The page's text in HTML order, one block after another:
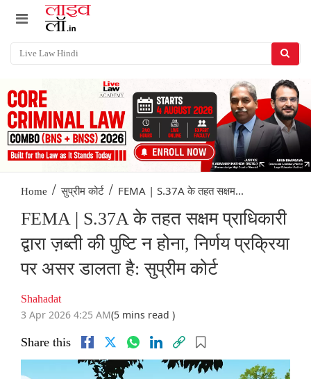
Home / सुप्रीम कोर्ट / FEMA | S.37A के तहत सक्षम...
FEMA | S.37A के तहत सक्षम प्राधिकारी
द्वारा ज़ब्ती की पुष्टि न होना, निर्णय प्रक्रिया
पर असर डालता है: सुप्रीम कोर्ट
Shahadat
3 Apr 2026 4:25 AM(5 mins read )
Share this